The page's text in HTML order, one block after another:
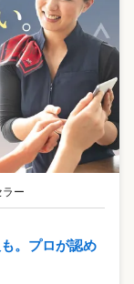
ラー
。プロが認め